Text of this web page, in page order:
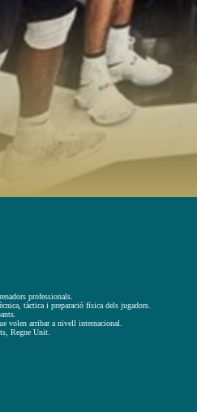
professionals.
tàctica i preparació física dels jugadors.
volen arribar a nivell internacional.
Regne Unit.